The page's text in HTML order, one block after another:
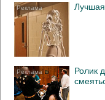
Ролик